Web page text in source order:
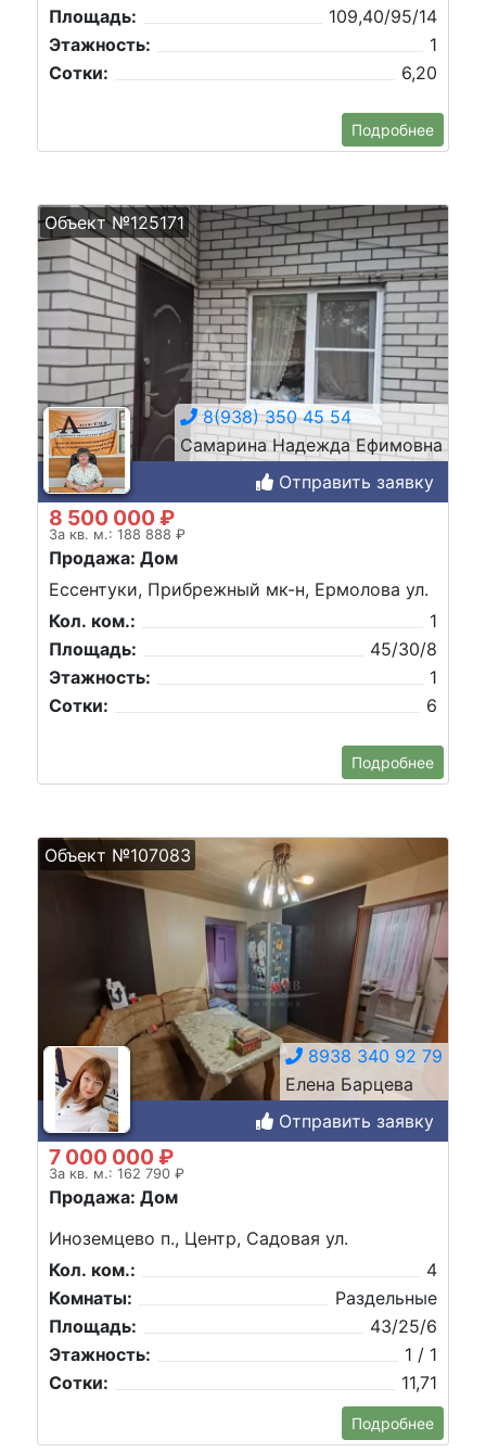
Площадь:
109,40/95/14
Этажность:
1
Сотки:
6,20
Подробнее
Объект №125171
8(938) 350 45 54
Самарина Надежда Ефимовна
Отправить заявку
8 500 000 ₽
За кв. м.: 188 888 ₽
Продажа: Дом
Ессентуки, Прибрежный мк-н, Ермолова ул.
Кол. ком.:
1
Площадь:
45/30/8
Этажность:
1
Сотки:
6
Подробнее
Объект №107083
8938 340 92 79
Елена Барцева
Отправить заявку
7 000 000 ₽
За кв. м.: 162 790 ₽
Продажа: Дом
Иноземцево п., Центр, Садовая ул.
Кол. ком.:
4
Комнаты:
Раздельные
Площадь:
43/25/6
Этажность:
1 / 1
Сотки:
11,71
Подробнее